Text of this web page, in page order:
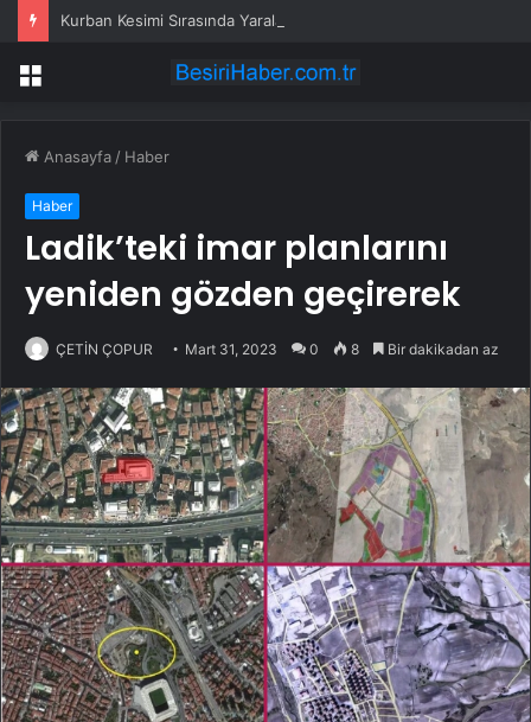
Kurban Kesimi Sırasında Yaralananlar Hastanelik Oldu
Menü
Anasayfa / Haber
Haber
Ladik’teki imar planlarını
yeniden gözden geçirerek
ÇETİN ÇOPUR Mart 31, 2023 0 8 Bir dakikadan az